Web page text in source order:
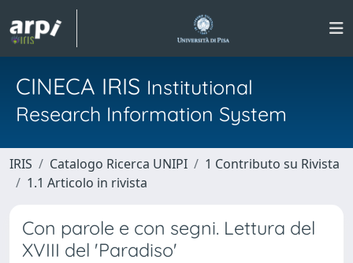
CINECA IRIS Institutional
Research Information System
IRIS Catalogo Ricerca UNIPI
1 Contributo su Rivista
1.1 Articolo in rivista
Con parole e con segni. Lettura del
XVIII del 'Paradiso'